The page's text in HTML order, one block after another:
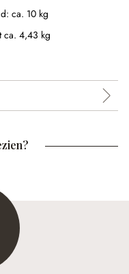
ca. 10 kg
ca. 4,43 kg